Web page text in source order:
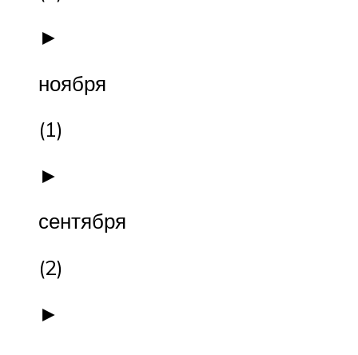
►
ноября
(1)
►
сентября
(2)
►